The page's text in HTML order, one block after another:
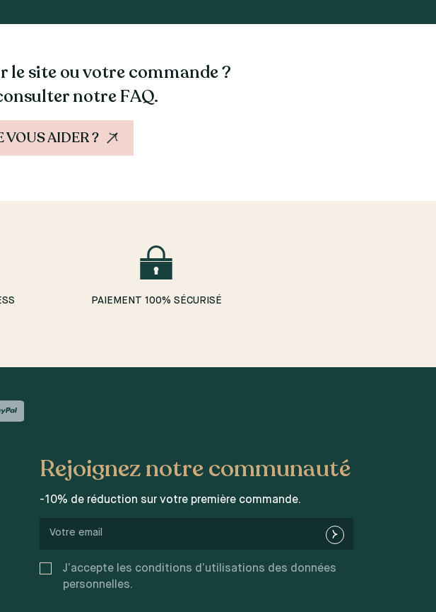
le site ou votre commande ?
notre FAQ.
AIDER ?
PAIEMENT 100% SÉCURISÉ
Rejoignez notre communauté
-10% de réduction sur votre première commande.
J’accepte les conditions d’utilisations des données
personnelles.